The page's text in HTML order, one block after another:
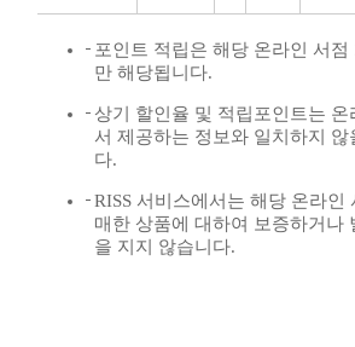
포인트 적립은 해당 온라인 서점
만 해당됩니다.
상기 할인율 및 적립포인트는 온
서 제공하는 정보와 일치하지 않
다.
RISS 서비스에서는 해당 온라인
매한 상품에 대하여 보증하거나
을 지지 않습니다.